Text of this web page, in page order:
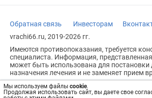
Мы используем файлы cookie.
Продолжая использовать сайт, вы даете свое
Обратная связь Инвесторам
vrachi66.ru, 2019-2026 гг.
Имеются противопоказания, требуется
специалиста. Информация, представленная
может быть использована для постановки
назначения лечения и не заменяет прием
Возрастное ограничение: 18+